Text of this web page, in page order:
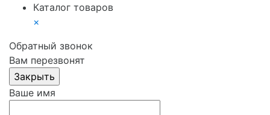
Каталог товаров
×
Обратный звонок
Вам перезвонят
Ваше имя